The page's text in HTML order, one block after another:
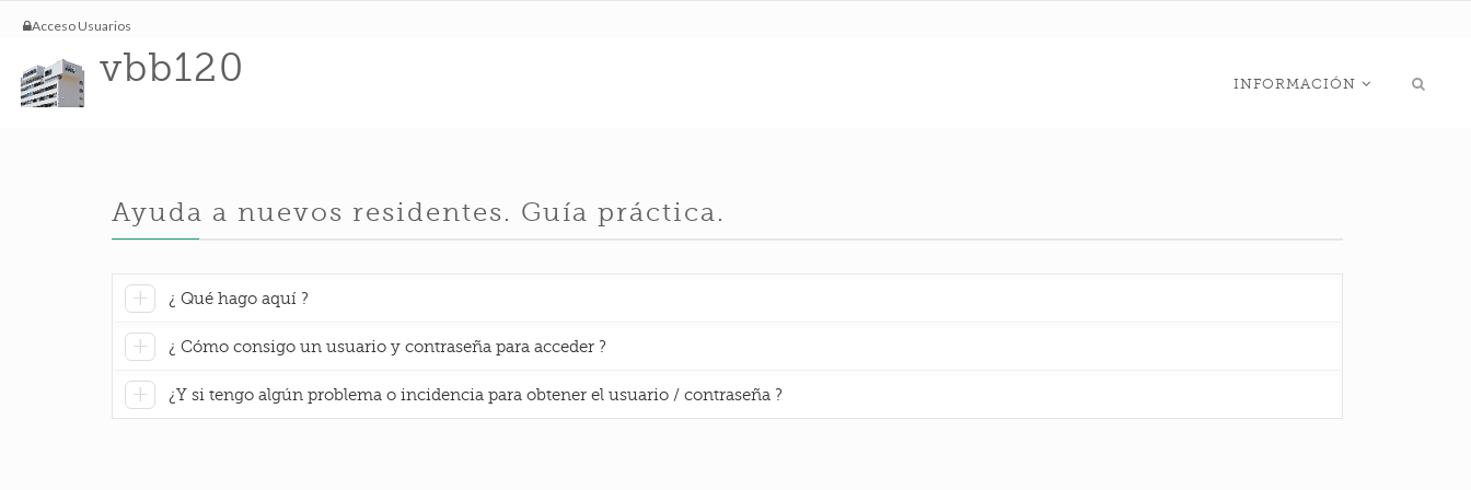
Acceso Usuarios
vbb120 INFORMACIÓN
Ayuda a nuevos residentes. Guía práctica.
¿ Qué hago aquí ?
¿ Cómo consigo un usuario y contraseña para acceder ?
¿Y si tengo algún problema o incidencia para obtener el usuario / contraseña ?